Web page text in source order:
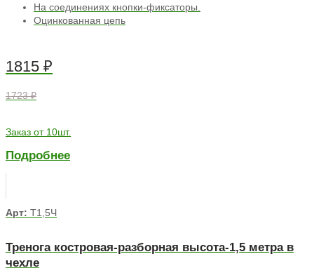
На соединениях кнопки-фиксаторы.
Оцинкованная цепь
1815 ₽
1723 ₽
Заказ от 10шт.
Подробнее
Арт: Т1,5Ч
Тренога костровая-разборная высота-1,5 метра в
чехле